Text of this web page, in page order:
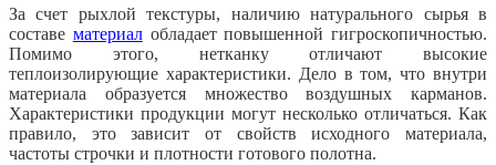
За счет рыхлой текстуры, наличию натурального сырья в
составе материалобладает повышенной гигроскопичностью.
Помимо этого, нетканку отличают высокие
теплоизолирующие характеристики. Дело в том, что внутри
материала образуется множество воздушных карманов.
Характеристики продукции могут несколько отличаться. Как
правило, это зависит от свойств исходного материала,
частоты строчки и плотности готового полотна.